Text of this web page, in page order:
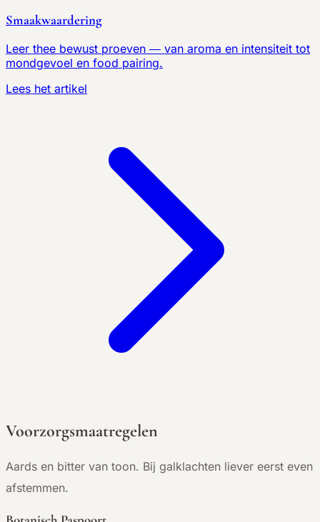
Smaakwaardering
Leer thee bewust proeven — van aroma en intensiteit tot
mondgevoel en food pairing.
Lees het artikel
Voorzorgsmaatregelen
Aards en bitter van toon. Bij galklachten liever eerst even
afstemmen.